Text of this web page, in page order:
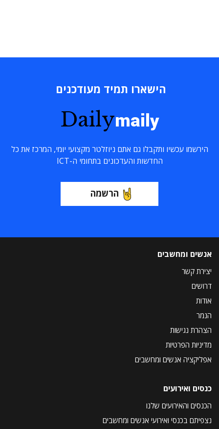
הישארו תמיד מעודכנים
Dailymaily
הירשמו עכשיו ותקבלו גם אתם ניוזלטר מקצועי יומי, המרכז את כל
החדשות והעדכונים בתחומי ה-ICT
הרשמה
אנשים ומחשבים
יצירת קשר
דרושים
אודות
הנמר
הצהרת נגישות
מדיניות הפרטיות
אפליקציה אנשים ומחשבים
כנסים ואירועים
הכנסים והאירועים שלנו
נצפיתם בכנסי ואירועי אנשים ומחשבים